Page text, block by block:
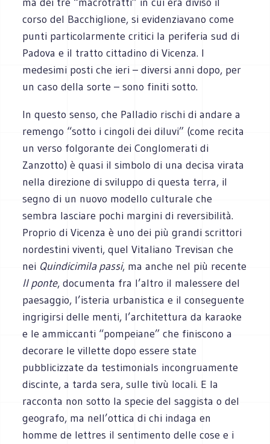
corso del Bacchiglione, si evidenziavano come
punti particolarmente critici la periferia sud di
Padova e il tratto cittadino di Vicenza. I
medesimi posti che ieri – diversi anni dopo, per
un caso della sorte – sono finiti sotto.
In questo senso, che Palladio rischi di andare a
remengo “sotto i cingoli dei diluvi” (come recita
un verso folgorante dei Conglomerati di
Zanzotto) è quasi il simbolo di una decisa virata
nella direzione di sviluppo di questa terra, il
segno di un nuovo modello culturale che
sembra lasciare pochi margini di reversibilità.
Proprio di Vicenza è uno dei più grandi scrittori
nordestini viventi, quel Vitaliano Trevisan che
nei Quindicimila passi, ma anche nel più recente
Il ponte, documenta fra l’altro il malessere del
paesaggio, l’isteria urbanistica e il conseguente
ingrigirsi delle menti, l’architettura da karaoke
e le ammiccanti “pompeiane” che finiscono a
decorare le villette dopo essere state
pubblicizzate da testimonials incongruamente
discinte, a tarda sera, sulle tivù locali. E la
racconta non sotto la specie del saggista o del
geografo, ma nell’ottica di chi indaga en
homme de lettres il sentimento delle cose e i